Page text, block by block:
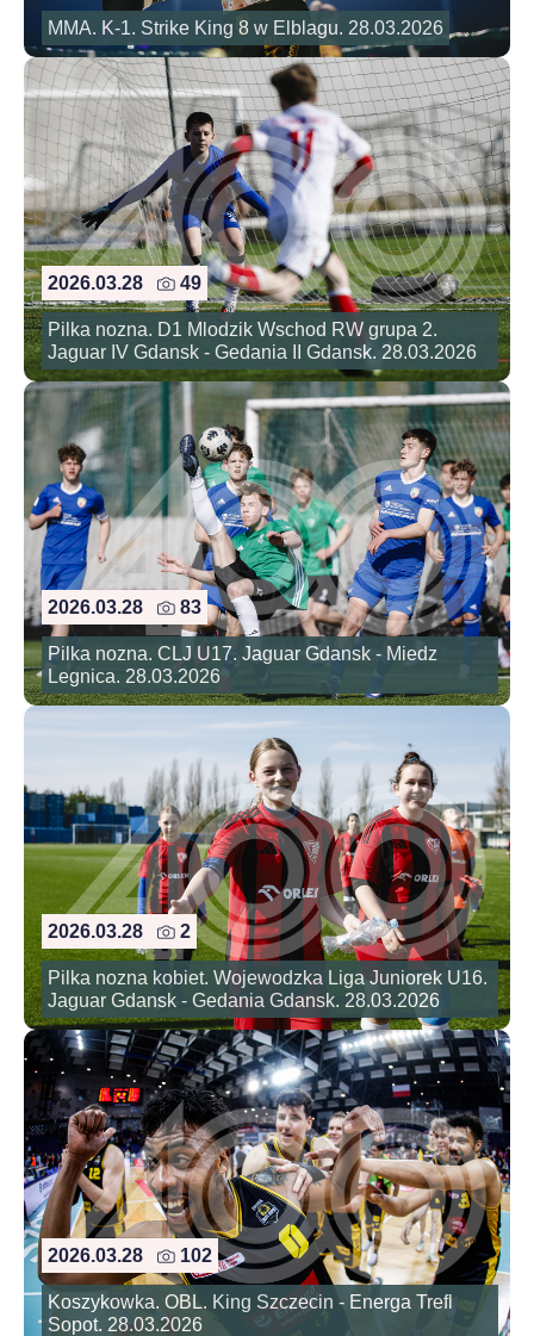
MMA. K-1. Strike King 8 w Elblagu. 28.03.2026
2026.03.28 49
Pilka nozna. D1 Mlodzik Wschod RW grupa 2.
Jaguar IV Gdansk - Gedania II Gdansk. 28.03.2026
2026.03.28 83
Pilka nozna. CLJ U17. Jaguar Gdansk - Miedz
Legnica. 28.03.2026
2026.03.28 2
Pilka nozna kobiet. Wojewodzka Liga Juniorek U16.
Jaguar Gdansk - Gedania Gdansk. 28.03.2026
2026.03.28 102
Koszykowka. OBL. King Szczecin - Energa Trefl
Sopot. 28.03.2026